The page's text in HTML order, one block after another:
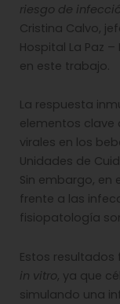
riesgo de
Cristina Calvo,
Hospital La Paz
en este trabajo.
La respuesta
elementos clave
virales en los
Unidades de
Sin embargo, en
frente a las
fisiopatología
Estos
in vitro, ya que
simulando una